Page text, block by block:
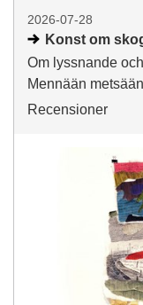
2026-07-28
Konst om
Om lyssnande
Mennään
Recensioner